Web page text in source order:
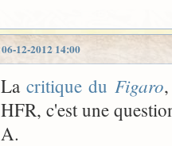
06-12-2012 14:00
Lacritique du Figaro
HFR, c'est une
A.